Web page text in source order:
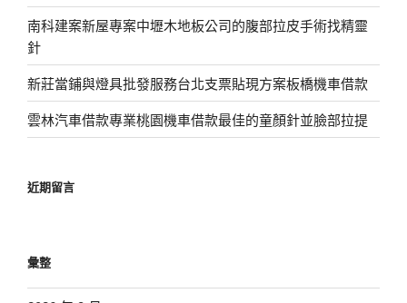
南科建案新屋專案中壢木地板公司的腹部拉皮手術找精靈
針
新莊當鋪與燈具批發服務台北支票貼現方案板橋機車借款
雲林汽車借款專業桃園機車借款最佳的童顏針並臉部拉提
近期留言
彙整